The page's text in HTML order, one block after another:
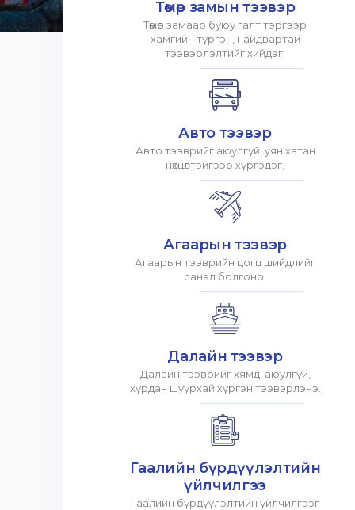
Төмөр замын тээвэр
Төмөр замаар буюу галт тэргээр
хамгийн түргэн, найдвартай
тээвэрлэлтийг хийдэг.
Авто тээвэр
Авто тээврийг аюулгүй, уян хатан
нөхцөлтэйгээр хүргэдэг.
Агаарын тээвэр
Агаарын тээврийн цогц шийдлийг
санал болгоно.
Далайн тээвэр
Далайн тээврийг хямд, аюулгүй,
хурдан шуурхай хүргэн тээвэрлэнэ.
Гаалийн бүрдүүлэлтийн
үйлчилгээ
Гаалийн бүрдүүлэлтийн үйлчилгээг